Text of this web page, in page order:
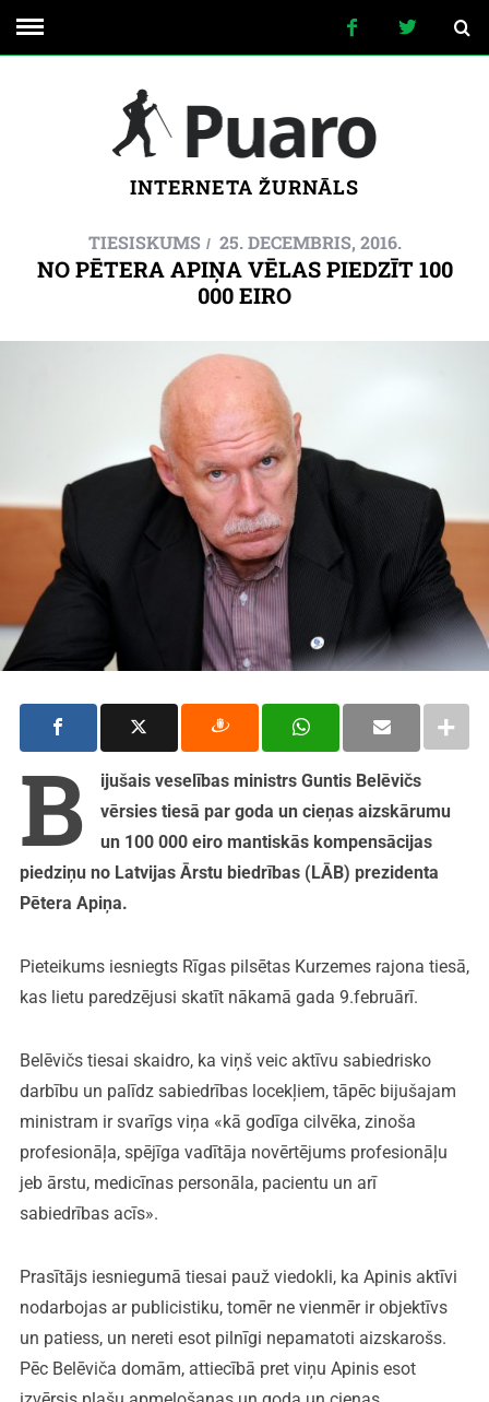
INTERNETA ŽURNĀLS
TIESISKUMS 25. DECEMBRIS, 2016.
NO PĒTERA APIŅA VĒLAS PIEDZĪT 100
000 EIRO
B
ijušais veselības ministrs Guntis Belēvičs
vērsies tiesā par goda un cieņas aizskārumu
un 100 000 eiro mantiskās kompensācijas
piedziņu no Latvijas Ārstu biedrības (LĀB) prezidenta
Pētera Apiņa.
Pieteikums iesniegts Rīgas pilsētas Kurzemes rajona tiesā,
kas lietu paredzējusi skatīt nākamā gada 9.februārī.
Belēvičs tiesai skaidro, ka viņš veic aktīvu sabiedrisko
darbību un palīdz sabiedrības locekļiem, tāpēc bijušajam
ministram ir svarīgs viņa «kā godīga cilvēka, zinoša
profesionāļa, spējīga vadītāja novērtējums profesionāļu
jeb ārstu, medicīnas personāla, pacientu un arī
sabiedrības acīs».
Prasītājs iesniegumā tiesai pauž viedokli, ka Apinis aktīvi
nodarbojas ar publicistiku, tomēr ne vienmēr ir objektīvs
un patiess, un nereti esot pilnīgi nepamatoti aizskarošs.
Pēc Belēviča domām, attiecībā pret viņu Apinis esot